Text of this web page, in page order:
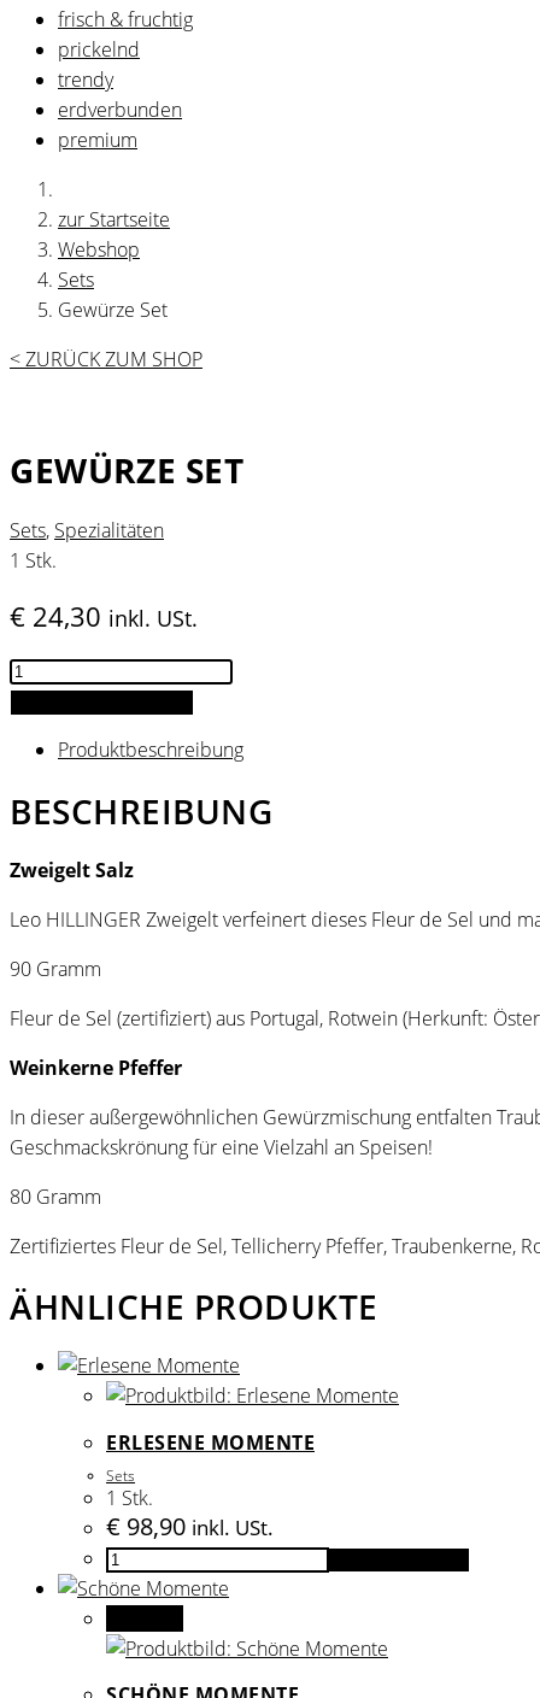
frisch & fruchtig
prickelnd
trendy
erdverbunden
premium
zur Startseite
Webshop
Sets
Gewürze Set
< ZURÜCK ZUM SHOP
GEWÜRZE SET
Sets, Spezialitäten
1 Stk.
€ 24,30 inkl. USt.
Gewürze
Set
Produktbeschreibung
BESCHREIBUNG
Zweigelt Salz
Leo HILLINGER Zweigelt verfeinert dieses Fleur de Sel und
90 Gramm
Fleur de Sel (zertifiziert) aus Portugal, Rotwein (Herkunft:
Weinkerne Pfeffer
In dieser außergewöhnlichen Gewürzmischung entfalten
Geschmackskrönung für eine Vielzahl an Speisen!
80 Gramm
Zertifiziertes Fleur de Sel, Tellicherry Pfeffer, Traubenkerne,
ÄHNLICHE PRODUKTE
ERLESENE MOMENTE
Sets
1 Stk.
€ 98,90 inkl. USt.
Erlesene
Momente